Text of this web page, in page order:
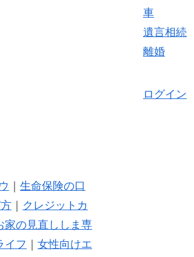
車
遺言相続
離婚
ログイン
生命保険の口
｜
クレジットカ
家の見直ししま専
イフ
女性向けエ